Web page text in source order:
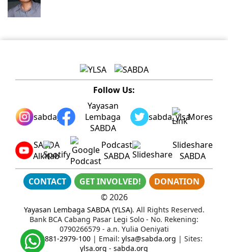
Follow Us:
sabda_ylsa
Yayasan
Lembaga
SABDA
sabda_ylsaMores
SABDA
Alkitab
Podcast
SABDA
Slideshare
SABDA
CONTACT GET INVOLVED!
DONATION
©2026
Yayasan Lembaga SABDA (YLSA). All Rights Reserved.
Bank BCA Cabang Pasar Legi Solo - No. Rekening:
0790266579 - a.n. Yulia Oeniyati
WA:0881-2979-100| Email: ylsa@sabda.org | Sites:
ylsa.org - sabda.org